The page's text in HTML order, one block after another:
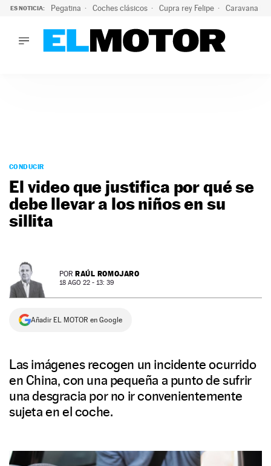
ES NOTICIA: Pegatina Coches clásicos Cupra rey Felipe Caravana
PODCAST
MOTOS
TECNOLOGÍA
SUPERCOCHES
SERVICIOS
NEWSLETTER
SÍGUENOS
CONDUCIR
El video que justifica por qué se
debe llevar a los niños en su
sillita
POR RAÚL ROMOJARO
18 AGO 22 - 13: 39
Añadir EL MOTOR en Google
Las imágenes recogen un incidente ocurrido
en China, con una pequeña a punto de sufrir
una desgracia por no ir convenientemente
sujeta en el coche.